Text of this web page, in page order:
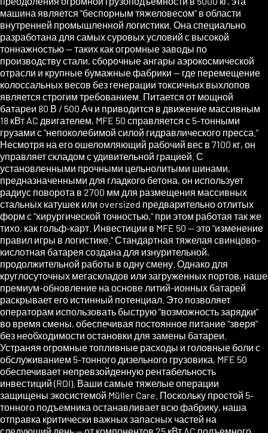
машина является "беспорным тяжеловесом" в области
внутренней промышленной логистики. Она специально
разработана для самых суровых условий с высокой
тоннажностью — таких как огромные заводы по
производству стали, сборочные ангары аэрокосмической
отрасли и крупные бумажные фабрики — где перемещение
колоссальных весов без генерации токсичных выхлопов
является строгим требованием. Питается от мощной
батареи 80 В / 500 Ач и приводится в движение массивным
18 кВт AC двигателем, MFE 50 справляется с 5-тонными
грузами с "непоколебимой силой гидравлического пресса."
Несмотря на его ошеломляющий рабочий вес в 7100 кг, он
управляет складом с удивительной грацией. С
установленными прочными цельнолитыми шинами,
предназначенными для гладкого бетона, он использует
радиус поворота в 2700 мм для размещения массивных
стальных катушек или oversized предварительно отлитых
форм с "хирургической точностью," при этом работая так же
тихо, как гольф-карт. Инвестиции в MFE 50 — это "изменение
правил игры в логистике." Стандартная тяжелая свинцово-
кислотная батарея создана для изнурительной,
продолжительной работы в одну смену. Однако для
круглосуточных мегаскладов или загруженных портов, наше
премиум-обновление на основе литий-ионных батарей
раскрывает его истинный потенциал. Это позволяет
операторам использовать быструю "возможность зарядки"
во время смены, обеспечивая постоянное питание "зверя"
без необходимости остановки для замены батареи.
Устраняя огромные топливные расходы и головные боли с
обслуживанием 5-тонного дизельного грузовика, MFE 50
обеспечивает непревзойденную рентабельность
инвестиций (ROI). Ваши самые тяжелые операции
защищены экосистемой Müller Care. Поскольку простой 5-
тонного подъемника останавливает всю фабрику, наша
отправка критически важных запасных частей на